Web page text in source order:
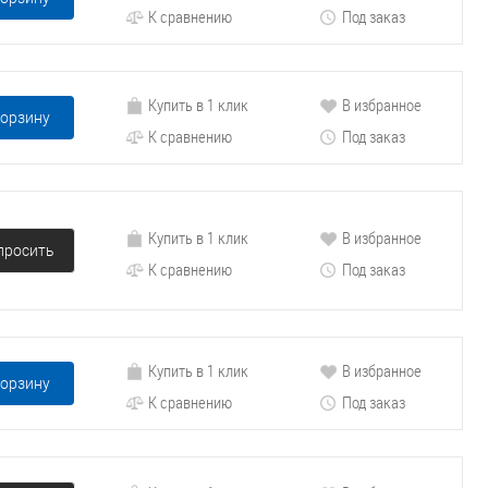
К сравнению Под заказ
Купить в 1 клик
К сравнению
В избранное
Под заказ
Купить в 1 клик
К сравнению
В избранное
Под заказ
Купить в 1 клик
К сравнению
В избранное
Под заказ